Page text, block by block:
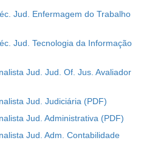
Jud. Enfermagem do Trabalho
Jud. Tecnologia da Informação
Jud. Jud. Of. Jus. Avaliador
Jud. Judiciária
Jud. Administrativa
Jud. Adm. Contabilidade